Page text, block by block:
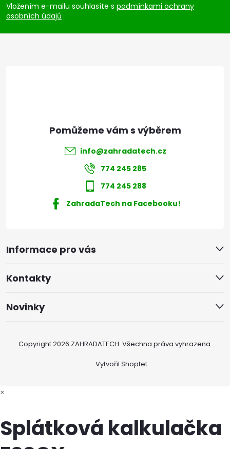
p
a
Vložením e-mailu souhlasíte s podmínkami ochrany
osobních údajů
Informace pro vás
Kontakty
Novinky
info@zahradatech.cz
774 245 285
774 245 288
ZahradaTech na Facebooku!
Vytvořil Shoptet
Copyright 2026 ZAHRADATECH. Všechna práva vyhrazena.
×
Splátková kalkulačka